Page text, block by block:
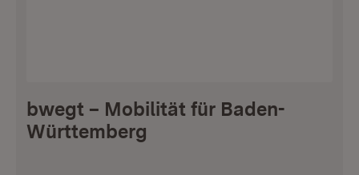
bwegt – Mobilität für Baden-
Württemberg